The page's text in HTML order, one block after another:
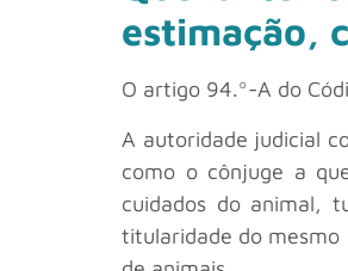
estimação,
O artigo 94.º-A do
A autoridade judicial
como o cônjuge a
cuidados do animal,
titularidade do mesmo